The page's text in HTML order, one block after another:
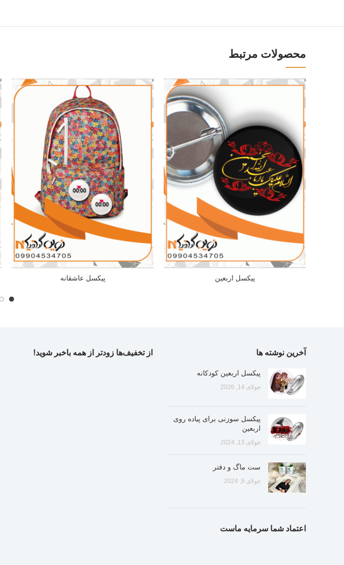
محصولات مرتبط
پیکسل اربعین پیکسل عاشقانه
آخرین نوشته ها
پیکسل اربعین کودکانه
جولای 14, 2026
پیکسل سوزنی برای پیاده روی
اربعین
جولای 13, 2024
ست ماگ و دفتر
جولای 9, 2024
اعتماد شما سرمایه ماست
از تخفیف‌ها زودتر از همه باخبر شوید!